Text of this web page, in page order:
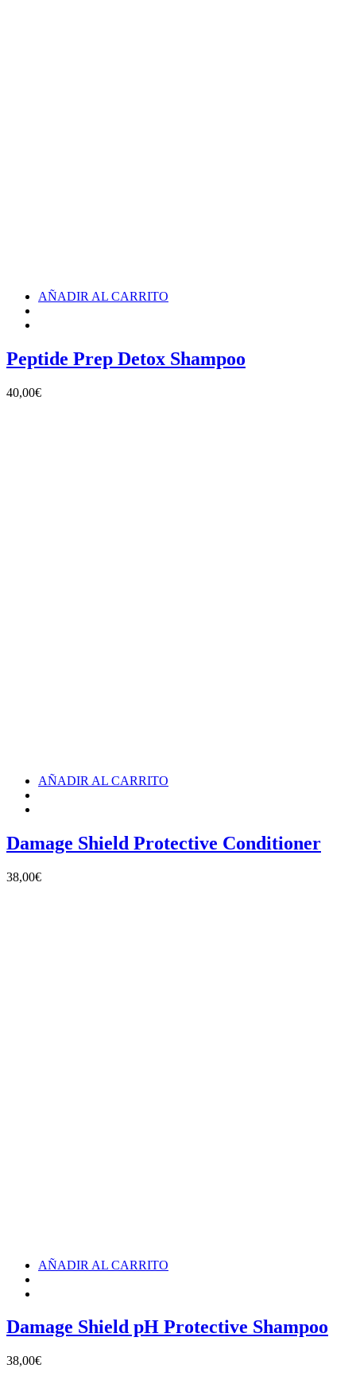
AÑADIR AL CARRITO
Peptide Prep Detox Shampoo
40,00€
AÑADIR AL CARRITO
Damage Shield Protective Conditioner
38,00€
AÑADIR AL CARRITO
Damage Shield pH Protective Shampoo
38,00€